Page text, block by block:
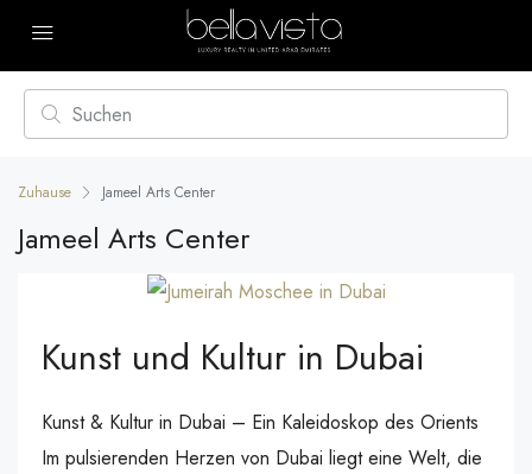
Zuhause Jameel Arts Center
Jameel Arts Center
Kunst und Kultur in Dubai
Kunst & Kultur in Dubai – Ein Kaleidoskop des Orients
Im pulsierenden Herzen von Dubai liegt eine Welt, die